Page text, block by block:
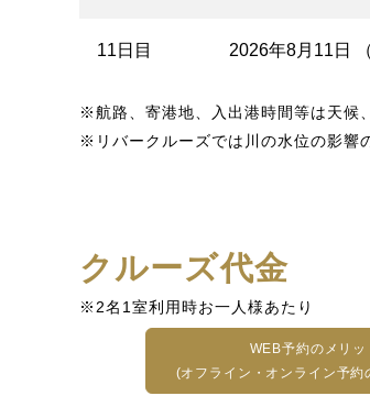
11日目 2026年8月11日 （
※航路、寄港地、入出港時間等は天候
※リバークルーズでは川の水位の影響
クルーズ代金
※2名1室利用時お一人様あたり
WEB予約のメリ
(オフライン・オンライン予